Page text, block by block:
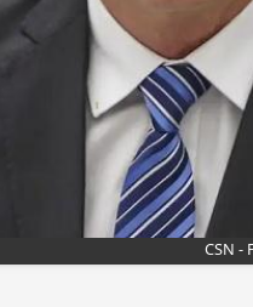
CSN -